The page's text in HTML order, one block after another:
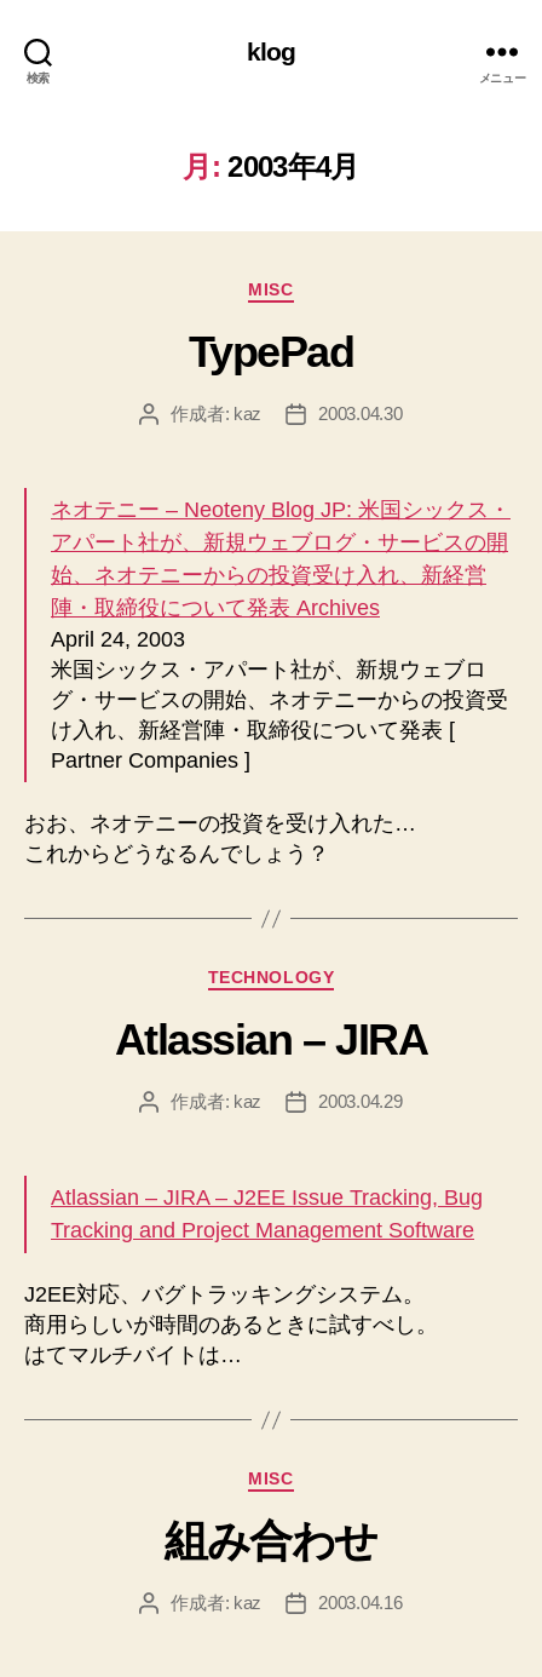
検索
klog
メニュー
月: 2003年4月
カ
ゴ
リ
MISC
TypePad
投
作成者: kaz
投
2003.04.30
ネオテニー – Neoteny Blog JP: 米国シックス・
アパート社が、新規ウェブログ・サービスの開
始、ネオテニーからの投資受け入れ、新経営
陣・取締役について発表 Archives
April 24, 2003
米国シックス・アパート社が、新規ウェブロ
グ・サービスの開始、ネオテニーからの投資受
け入れ、新経営陣・取締役について発表 [
Partner Companies ]
おお、ネオテニーの投資を受け入れた…
これからどうなるんでしょう？
カ
ゴ
リ
TECHNOLOGY
Atlassian – JIRA
投
作成者: kaz
投
2003.04.29
Atlassian – JIRA – J2EE Issue Tracking, Bug
Tracking and Project Management Software
J2EE対応、バグトラッキングシステム。
商用らしいが時間のあるときに試すべし。
はてマルチバイトは…
カ
ゴ
リ
MISC
組み合わせ
投
作成者: kaz
投
2003.04.16